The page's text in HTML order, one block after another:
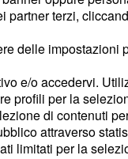
partner terzi,
delle impostazioni
e/o accedervi.
profili per la
di contenuti
attraverso
limitati per la